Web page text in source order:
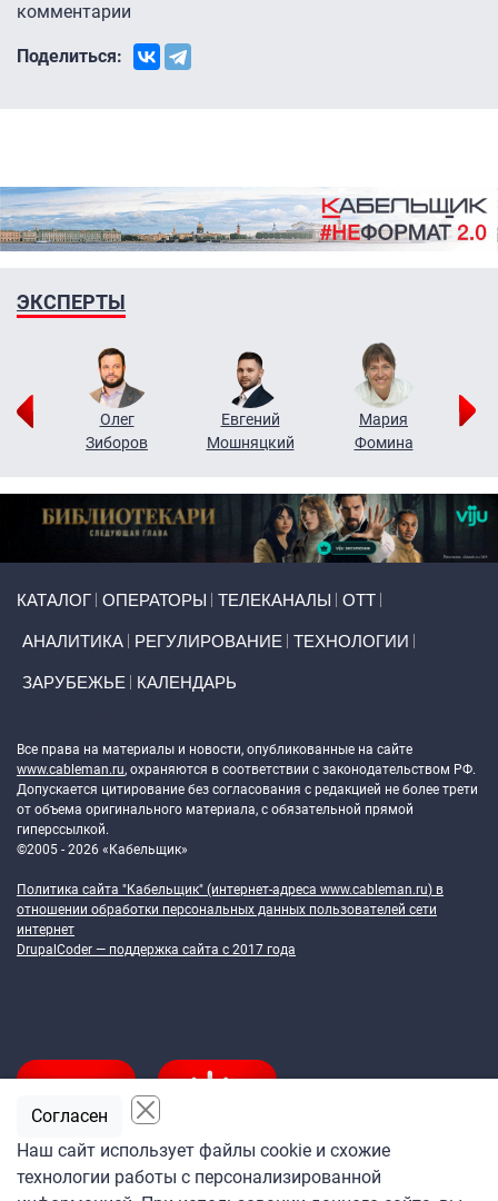
комментарии
Поделиться:
ЭКСПЕРТЫ
Олег
Зиборов
Евгений
Мошняцкий
Мария
Фомина
КАТАЛОГ ОПЕРАТОРЫ ТЕЛЕКАНАЛЫ ОТТ
АНАЛИТИКА РЕГУЛИРОВАНИЕ ТЕХНОЛОГИИ
ЗАРУБЕЖЬЕ КАЛЕНДАРЬ
Все права на материалы и новости, опубликованные на сайте
www.cableman.ru, охраняются в соответствии с законодательством РФ.
Допускается цитирование без согласования с редакцией не более трети
от объема оригинального материала, с обязательной прямой
гиперссылкой.
©2005 - 2026 «Кабельщик»
Политика сайта "Кабельщик" (интернет-адреса www.cableman.ru) в
отношении обработки персональных данных пользователей сети
интернет
DrupalCoder — поддержка сайта c 2017 года
Наш сайт использует файлы cookie и схожие
технологии работы с персонализированной
Согласен